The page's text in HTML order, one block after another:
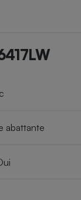
abattante